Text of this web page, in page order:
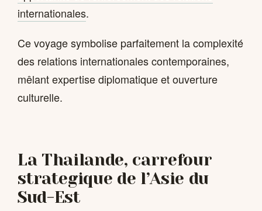
internationales.
Ce voyage symbolise parfaitement la complexité
des relations internationales contemporaines,
mêlant expertise diplomatique et ouverture
culturelle.
La Thailande, carrefour
strategique de l’Asie du
Sud-Est